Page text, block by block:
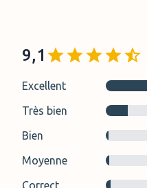
9,1
Excellent
Très bien
Bien
Moyenne
Correct